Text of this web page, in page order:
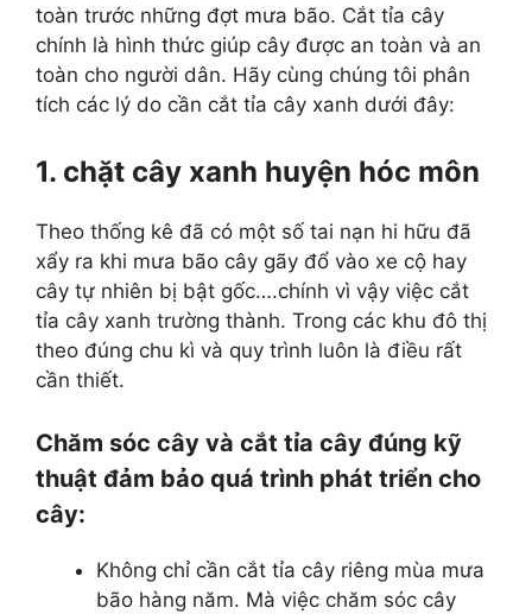
toàn trước những đợt mưa bão. Cắt tỉa cây
chính là hình thức giúp cây được an toàn và an
toàn cho người dân. Hãy cùng chúng tôi phân
tích các lý do cần cắt tỉa cây xanh dưới đây:
1. chặt cây xanh huyện hóc môn
Theo thống kê đã có một số tai nạn hi hữu đã
xẩy ra khi mưa bão cây gãy đổ vào xe cộ hay
cây tự nhiên bị bật gốc….chính vì vậy việc cắt
tỉa cây xanh trường thành. Trong các khu đô thị
theo đúng chu kì và quy trình luôn là điều rất
cần thiết.
Chăm sóc cây và cắt tỉa cây đúng kỹ
thuật đảm bảo quá trình phát triển cho
cây:
Không chỉ cần cắt tỉa cây riêng mùa mưa
bão hàng năm. Mà việc chăm sóc cây